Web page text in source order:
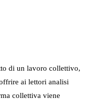
di un lavoro collettivo,
ai lettori analisi
collettiva viene